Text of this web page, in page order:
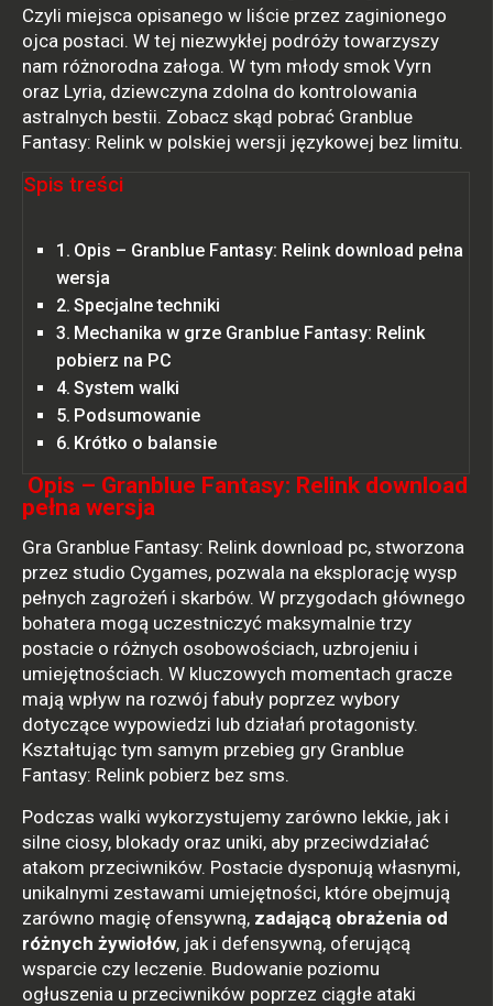
Czyli miejsca opisanego w liście przez zaginionego
ojca postaci. W tej niezwykłej podróży towarzyszy
nam różnorodna załoga. W tym młody smok Vyrn
oraz Lyria, dziewczyna zdolna do kontrolowania
astralnych bestii. Zobacz skąd pobrać Granblue
Fantasy: Relink w polskiej wersji językowej bez limitu.
Spis treści
Opis – Granblue Fantasy: Relink download pełna
wersja
Specjalne techniki
Mechanika w grze Granblue Fantasy: Relink
pobierz na PC
System walki
Podsumowanie
Krótko o balansie
Opis – Granblue Fantasy: Relink download
pełna wersja
Gra Granblue Fantasy: Relink download pc, stworzona
przez studio Cygames, pozwala na eksplorację wysp
pełnych zagrożeń i skarbów. W przygodach głównego
bohatera mogą uczestniczyć maksymalnie trzy
postacie o różnych osobowościach, uzbrojeniu i
umiejętnościach. W kluczowych momentach gracze
mają wpływ na rozwój fabuły poprzez wybory
dotyczące wypowiedzi lub działań protagonisty.
Kształtując tym samym przebieg gry Granblue
Fantasy: Relink pobierz bez sms.
Podczas walki wykorzystujemy zarówno lekkie, jak i
silne ciosy, blokady oraz uniki, aby przeciwdziałać
atakom przeciwników. Postacie dysponują własnymi,
unikalnymi zestawami umiejętności, które obejmują
zarówno magię ofensywną, zadającą obrażenia od
różnych żywiołów, jak i defensywną, oferującą
wsparcie czy leczenie. Budowanie poziomu
ogłuszenia u przeciwników poprzez ciągłe ataki